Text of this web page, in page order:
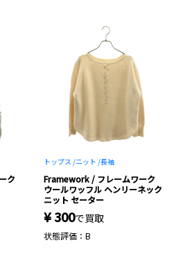
ク
トップス /ニット /長袖
Framework / フレームワーク
ウールワッフル ヘンリーネック
ニット セーター
¥ 300で買取
状態評価：B